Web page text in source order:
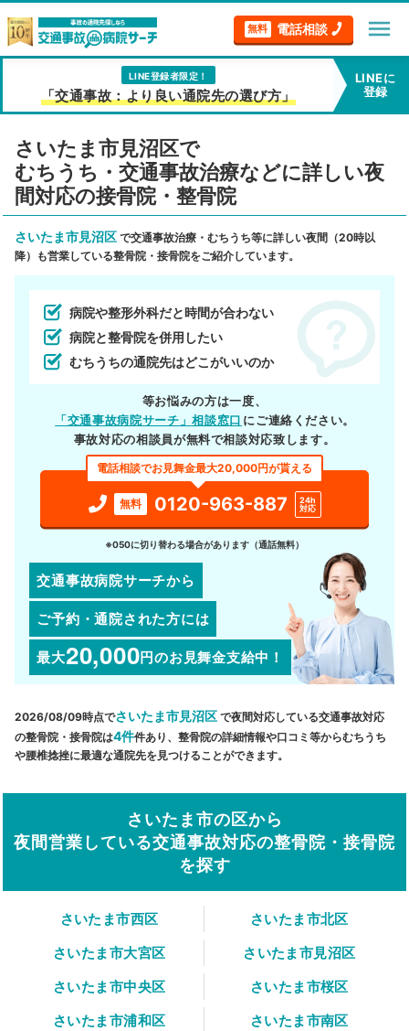
無料 電話相談 menu
LINE登録者限定！
「交通事故：より良い通院先の選び方」
LINEに
登録
さいたま市見沼区で
むちうち・交通事故治療などに詳しい夜
間対応の接骨院・整骨院
さいたま市見沼区 で交通事故治療・むちうち等に詳しい夜間（20時以
降）も営業している整骨院・接骨院をご紹介しています。
病院や整形外科だと時間が合わない
病院と整骨院を併用したい
むちうちの通院先はどこがいいのか
等お悩みの方は一度、
「交通事故病院サーチ」相談窓口 にご連絡ください。
事故対応の相談員が無料で相談対応致します。
電話相談でお見舞金最大20,000円が貰える
無料 0120-963-887
24h
対応
※050に切り替わる場合があります（通話無料）
交通事故病院サーチから
ご予約・通院された方には
最大20,000円のお見舞金支給中！
2026/08/09時点でさいたま市見沼区 で夜間対応している交通事故対応
の整骨院・接骨院は4件件あり、整骨院の詳細情報や口コミ等からむちうち
や腰椎捻挫に最適な通院先を見つけることができます。
さいたま市の区から
夜間営業している交通事故対応の整骨院・接骨院
を探す
さいたま市西区
さいたま市北区
さいたま市大宮区
さいたま市見沼区
さいたま市中央区
さいたま市桜区
さいたま市浦和区
さいたま市南区